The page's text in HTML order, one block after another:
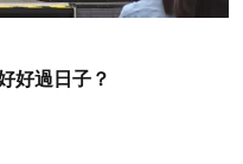
好過日子？